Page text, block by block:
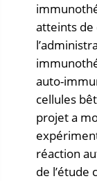
atteints de
auto-
cellules
projet a
réaction
de l’étude